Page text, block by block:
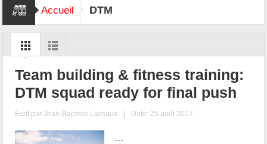
Accueil DTM
Team building & fitness training:
DTM squad ready for final push
Écrit parJean-Baptiste Lassaux | Date: 25 août 2017
...